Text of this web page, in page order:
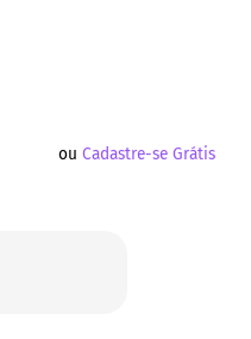
ou Cadastre-se Grátis